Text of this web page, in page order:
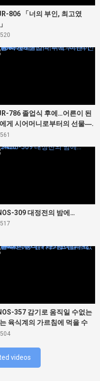
806 「너의 부인, 최고였
520
786 졸업식 후에…어른이 된
게 시어머니로부터의 선물―.
561
309 대정전의 밤에…
517
357 감기로 움직일 수없는
육식계의 가르침에 먹을 수
다! ? 가와고에 니코
504
videos